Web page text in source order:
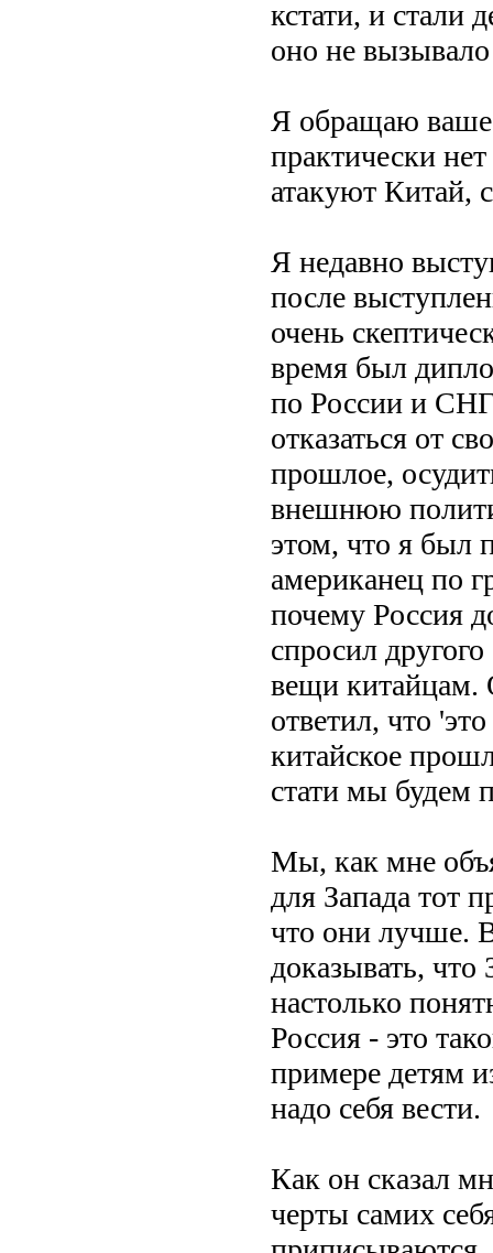
кстати, и стали
оно не
Я обращаю ваше
практически
атакуют Китай,
Я недавно
после
очень
время был
по России и
отказаться от
прошлое,
внешнюю
этом, что я был
американец по
почему Россия
спросил
вещи китайцам.
ответил, что
китайское
стати мы будем
Мы, как мне
для Запада тот
что они лучше.
доказывать,
настолько
Россия - это
примере детям
надо себя вести.
Как он сказал
черты самих